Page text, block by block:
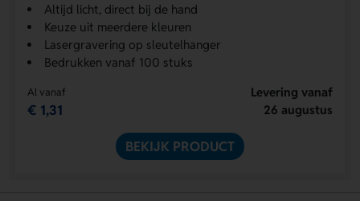
Altijd licht, direct bij de hand
Keuze uit meerdere kleuren
Lasergravering op sleutelhanger
Bedrukken vanaf 100 stuks
Al vanaf
€ 1,31
Levering vanaf
26 augustus
BEKIJK PRODUCT